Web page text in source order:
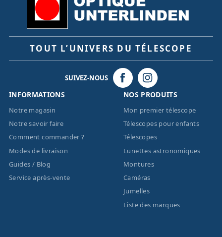
TOUT L’UNIVERS DU TÉLESCOPE
SUIVEZ-NOUS
INFORMATIONS
Notre magasin
Notre savoir faire
Comment commander ?
Modes de livraison
Guides / Blog
Service après-vente
NOS PRODUITS
Mon premier télescope
Télescopes pour enfants
Télescopes
Lunettes astronomiques
Montures
Caméras
Jumelles
Liste des marques